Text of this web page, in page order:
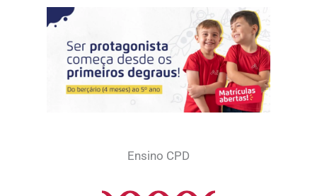
Ensino CPD